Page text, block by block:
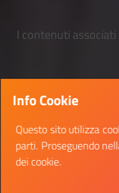
I contenuti
Info Cookie
Questo sito utilizza
parti. Proseguendo
dei cookie.